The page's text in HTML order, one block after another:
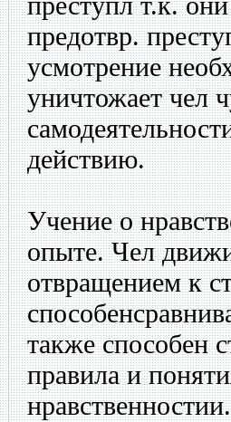
предотвр.
усмотрение
уничтожает чел
действию.
Учение о
опыте. Чел
отвращением к
также способен
правила и
нравственностии.